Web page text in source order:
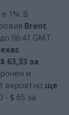
1%. В
Brent
до 06:41 GMT.
$ 63,33 за
и
вероятно ще
$ 65 за